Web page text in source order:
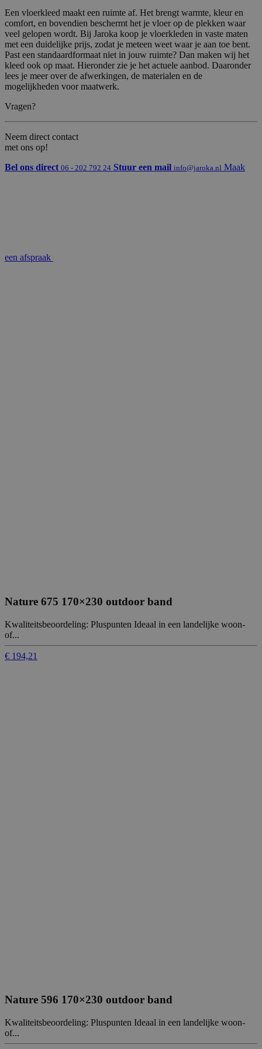
Een vloerkleed maakt een ruimte af. Het brengt warmte, kleur en
comfort, en bovendien beschermt het je vloer op de plekken waar
veel gelopen wordt. Bij Jaroka koop je vloerkleden in vaste maten
met een duidelijke prijs, zodat je meteen weet waar je aan toe bent.
Past een standaardformaat niet in jouw ruimte? Dan maken wij het
kleed ook op maat. Hieronder zie je het actuele aanbod. Daaronder
lees je meer over de afwerkingen, de materialen en de
mogelijkheden voor maatwerk.
Vragen?
Neem direct contact
met ons op!
Bel ons direct 06 - 202 792 24 Stuur een mail info@jaroka.nl Maak
een afspraak
Nature 675 170×230 outdoor band
Kwaliteitsbeoordeling: Pluspunten Ideaal in een landelijke woon-
of...
€ 194,21
Nature 596 170×230 outdoor band
Kwaliteitsbeoordeling: Pluspunten Ideaal in een landelijke woon-
of...